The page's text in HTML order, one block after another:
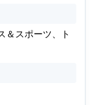
＆スポーツ、ト